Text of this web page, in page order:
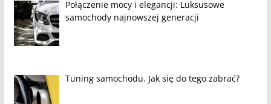
Połączenie mocy i elegancji: Luksusowe
samochody najnowszej generacji
Tuning samochodu. Jak się do tego zabrać?